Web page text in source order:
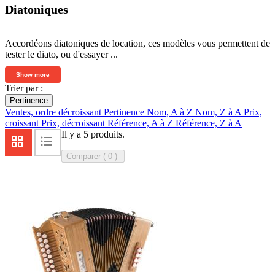
Diatoniques
Accordéons diatoniques de location, ces modèles vous permettent de
tester le diato, ou d'essayer ...
Show more
Trier par :
Pertinence
Ventes, ordre décroissant Pertinence Nom, A à Z Nom, Z à A Prix,
croissant Prix, décroissant Référence, A à Z Référence, Z à A
Il y a 5 produits.
Comparer ( 0